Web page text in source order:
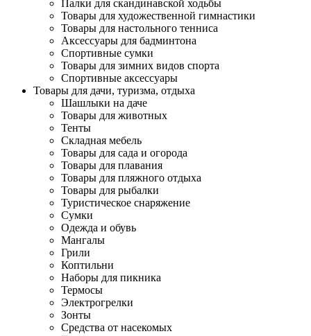
Палки для скандинавской ходьбы
Товары для художественной гимнастики
Товары для настольного тенниса
Аксессуары для бадминтона
Спортивные сумки
Товары для зимних видов спорта
Спортивные аксессуары
Товары для дачи, туризма, отдыха
Шашлыки на даче
Товары для животных
Тенты
Складная мебель
Товары для сада и огорода
Товары для плавания
Товары для пляжного отдыха
Товары для рыбалки
Туристическое снаряжение
Сумки
Одежда и обувь
Мангалы
Грили
Коптильни
Наборы для пикника
Термосы
Электрогрелки
Зонты
Средства от насекомых